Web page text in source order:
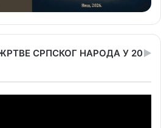
СРПСКОГ НАРОДА У 20